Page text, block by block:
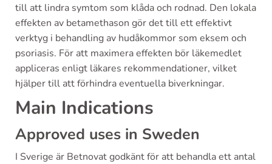
till att lindra symtom som klåda och rodnad. Den lokala
effekten av betamethason gör det till ett effektivt
verktyg i behandling av hudåkommor som eksem och
psoriasis. För att maximera effekten bör läkemedlet
appliceras enligt läkares rekommendationer, vilket
hjälper till att förhindra eventuella biverkningar.
Main Indications
Approved uses in Sweden
I Sverige är Betnovat godkänt för att behandla ett antal